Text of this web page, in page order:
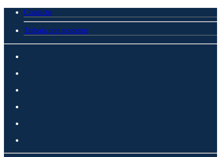
Contacto
Trabaja con nosotros